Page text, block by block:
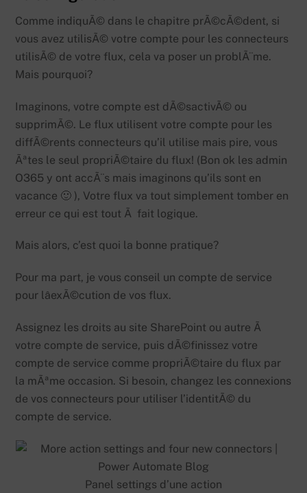
Comme indiquÃ© dans le chapitre prÃ©cÃ©dent, si
vous avez utilisÃ© votre compte pour les connecteurs
utilisÃ© de votre flux, cela va poser un problÃ¨me.
Mais pourquoi?
Imaginons, votre compte est dÃ©sactivÃ© ou
supprimÃ©. Le flux utilisent votre compte pour les
diffÃ©rents connecteurs qu’il utilise mais pire, vous
Ãªtes le seul propriÃ©taire du flux! (Bon ok les admin
O365 y ont accÃ¨s mais imaginons qu’ils sont en
vacance 🙂 ), Votre flux va tout simplement tomber en
erreur ce qui est tout Ã fait logique.
Mais alors, c’est quoi la bonne pratique?
Pour ma part, je vous conseil un compte de service
pour lâexÃ©cution de vos flux.
Assignez les droits au site SharePoint ou autre Ã
votre compte de service, puis dÃ©finissez votre
compte de service comme propriÃ©taire du flux par
la mÃªme occasion. Si besoin, changez les connexions
de vos connecteurs pour utiliser l’identitÃ© du
compte de service.
Panel settings d’une action